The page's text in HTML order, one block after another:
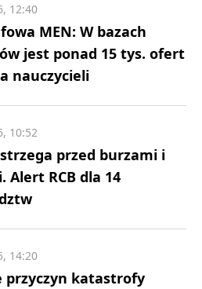
MEN: W bazach
jest ponad 15 tys. ofert
nauczycieli
12:40
przed burzami i
Alert RCB dla 14
10:52
przyczyn katastrofy
14:20